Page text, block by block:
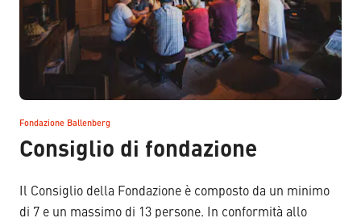
Fondazione Ballenberg
–
Consiglio di fondazione
Il Consiglio della Fondazione è composto da un minimo
di 7 e un massimo di 13 persone. In conformità allo